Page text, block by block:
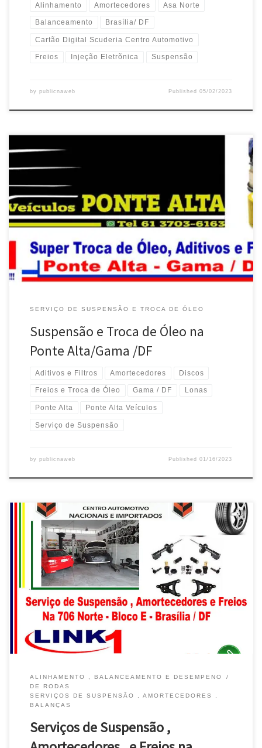
Alinhamento Amortecedores Asa Norte
Balanceamento Brasília/ DF
Cartão Digital Scuderia Centro Automotivo
Freios Injeção Eletrõnica Suspensão
by publicnaweb Published05/02/2023
SERVIÇO DE SUSPENSÃO E TROCA DE ÓLEO
Suspensão e Troca de Óleo na
Ponte Alta/Gama /DF
Aditivos e Filtros Amortecedores Discos
Freios e Troca de Óleo Gama / DF Lonas
Ponte Alta Ponte Alta Veículos
Serviço de Suspensão
by publicnaweb Published01/16/2023
Na Scuderia ,Toyota , Suspensão, Balanças e Amortecedores –
Brasília / DF Honda Civic , Suspensão , Amortecedores e Freios –
Brasília / DF Jeep Renegade , Suspensão , Homocinéticas e
Balanças – Brasília / DF Kia , Suspensão , Amortecedores ,
Balanças e Freios – Brasília / DF Jac […]
ALINHAMENTO , BALANCEAMENTO E DESEMPENO
DE RODAS
SERVIÇOS DE SUSPENSÃO , AMORTECEDORES ,
BALANÇAS
Serviços de Suspensão ,